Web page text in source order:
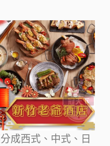
成西式、中式、日